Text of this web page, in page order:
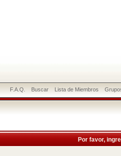
F.A.Q. Buscar Lista de Miembros
Por favor,